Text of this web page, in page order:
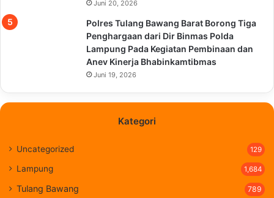
Juni 20, 2026
Polres Tulang Bawang Barat Borong Tiga
Penghargaan dari Dir Binmas Polda
Lampung Pada Kegiatan Pembinaan dan
Anev Kinerja Bhabinkamtibmas
Juni 19, 2026
Kategori
Uncategorized 129
Lampung 1,684
Tulang Bawang 789